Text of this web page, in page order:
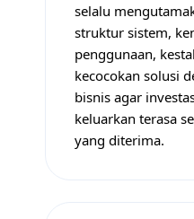
selalu
struktur sistem,
penggunaan,
kecocokan solusi
bisnis agar
keluarkan terasa
yang diterima.